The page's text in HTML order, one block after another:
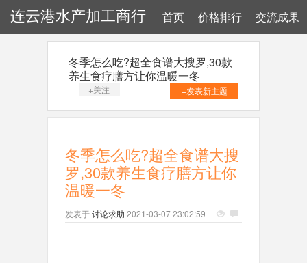
连云港水产加工商行 首页 价格排行 交流成果
冬季怎么吃?超全食谱大搜罗,30款
养生食疗膳方让你温暖一冬
+关注 +发表新主题
冬季怎么吃?超全食谱大搜
罗,30款养生食疗膳方让你
温暖一冬
发表于讨论求助 2021-03-07 23:02:59